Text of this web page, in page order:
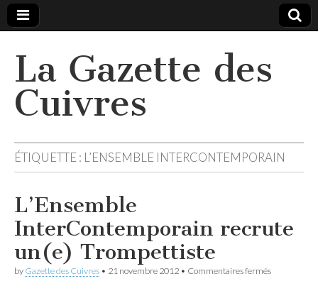
La Gazette des
Cuivres
ÉTIQUETTE : L’ENSEMBLE INTERCONTEMPORAIN
L’Ensemble
InterContemporain recrute
un(e) Trompettiste
by Gazette des Cuivres • 21 novembre 2012 • Commentaires ferméssur